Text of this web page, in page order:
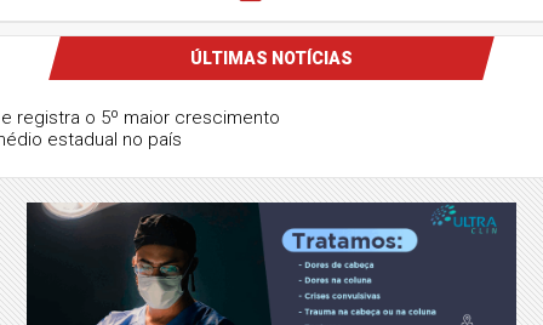
ÚLTIMAS NOTÍCIAS
Paraíba avança no Ideb e registra o 5º maior crescimento
do ensino médio estadual no país